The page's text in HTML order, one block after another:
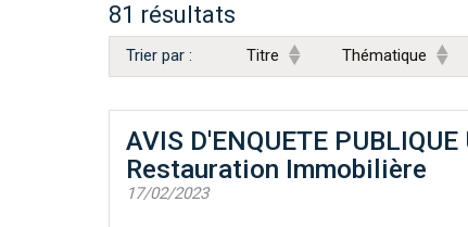
81 résultats
Trier par : Titre Thématique
AVIS D'ENQUETE
Restauration Immobilière
17/02/2023